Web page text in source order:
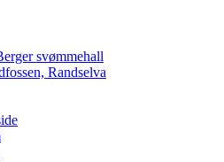
svømmehall
Randselva